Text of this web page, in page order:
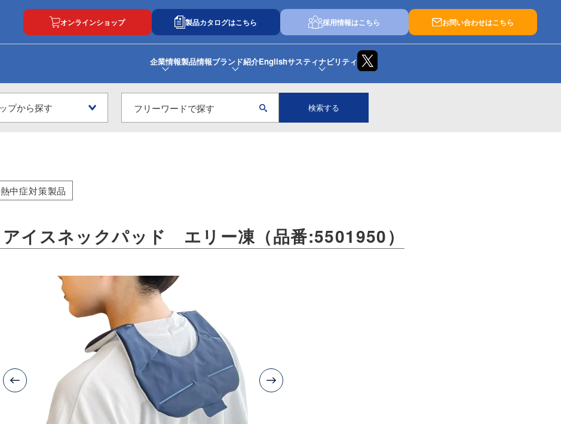
オンラインショップ 製品カタログはこちら 採用情報はこちら お問い合わせはこちら
企業情報製品情報ブランド紹介Englishサスティナビリティ
検索する
熱中症対策製品
アイスネックパッド エリー凍（品番:5501950）